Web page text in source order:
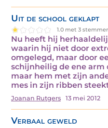
Uit de school geklapt
1.0 met 3
Nu heeft hij
waarin hij niet door
omgelegd, maar door
schijnheilig de ene arm
maar hem met zijn
mes in zijn ribben
Joanan Rutgers 13 mei 2012
Verbaal geweld